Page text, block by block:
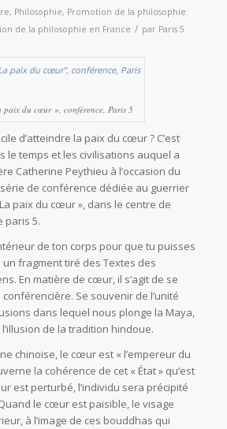
, Philosophie, Promotion de la philosophie
de la philosophie en France / par Paris 5
du cœur », conférence, Paris 5
d’atteindre la paix du cœur ? C’est
le temps et les civilisations auquel a
Catherine Peythieu à l’occasion du
de conférence dédiée au guerrier
paix du cœur », dans le centre de
paris 5.
de ton corps pour que tu puisses
fragment tiré des Textes des
En matière de cœur, il s’agit de se
Se souvenir de l’unité
dans lequel nous plonge la Maya,
de la tradition hindoue.
chinoise, le cœur est « l’empereur du
la cohérence de cet « État » qu’est
est perturbé, l’individu sera précipité
le cœur est paisible, le visage
à l’image de ces bouddhas qui